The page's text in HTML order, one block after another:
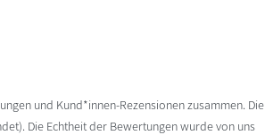
und Kund*innen-Rezensionen zusammen. Die
Die Echtheit der Bewertungen wurde von uns